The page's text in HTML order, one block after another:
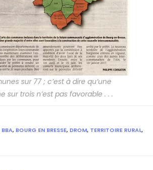
sur 77 ; c’est à dire qu’une
sur trois n’est pas favorable . . .
BBA, BOURG EN BRESSE, DROM, TERRITOIRE RURAL,